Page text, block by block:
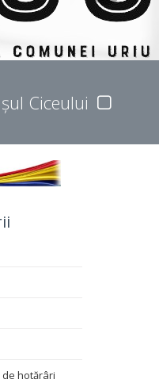
Ciceului
hotărâri